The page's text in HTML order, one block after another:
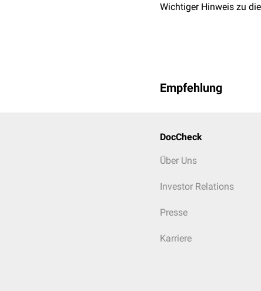
Wichtiger Hinweis zu
Empfehlung
DocCheck
Über Uns
Investor Relations
Presse
Karriere